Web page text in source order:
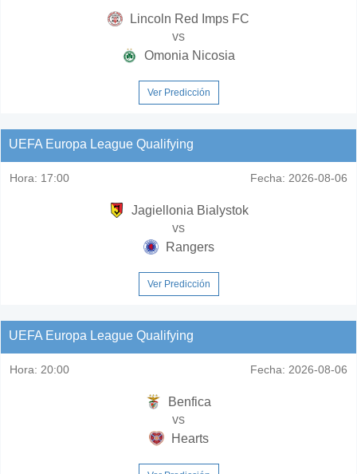
Lincoln Red Imps FC
vs
Omonia Nicosia
Ver Predicción
UEFA Europa League Qualifying
Hora: 17:00 Fecha: 2026-08-06
Jagiellonia Bialystok
vs
Rangers
Ver Predicción
UEFA Europa League Qualifying
Hora: 20:00 Fecha: 2026-08-06
Benfica
vs
Hearts